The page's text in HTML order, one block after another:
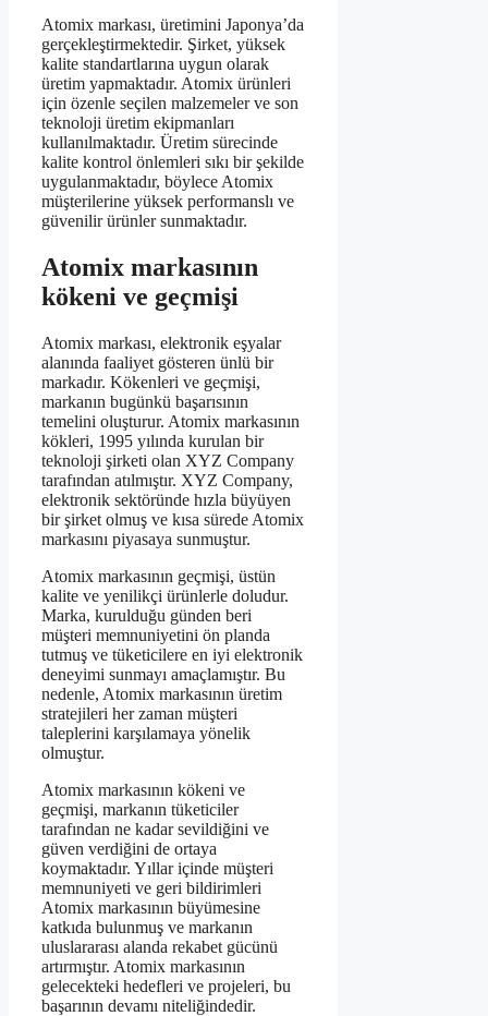
Atomix markası, üretimini Japonya’da
gerçekleştirmektedir. Şirket, yüksek
kalite standartlarına uygun olarak
üretim yapmaktadır. Atomix ürünleri
için özenle seçilen malzemeler ve son
teknoloji üretim ekipmanları
kullanılmaktadır. Üretim sürecinde
kalite kontrol önlemleri sıkı bir şekilde
uygulanmaktadır, böylece Atomix
müşterilerine yüksek performanslı ve
güvenilir ürünler sunmaktadır.
Atomix markasının
kökeni ve geçmişi
Atomix markası, elektronik eşyalar
alanında faaliyet gösteren ünlü bir
markadır. Kökenleri ve geçmişi,
markanın bugünkü başarısının
temelini oluşturur. Atomix markasının
kökleri, 1995 yılında kurulan bir
teknoloji şirketi olan XYZ Company
tarafından atılmıştır. XYZ Company,
elektronik sektöründe hızla büyüyen
bir şirket olmuş ve kısa sürede Atomix
markasını piyasaya sunmuştur.
Atomix markasının geçmişi, üstün
kalite ve yenilikçi ürünlerle doludur.
Marka, kurulduğu günden beri
müşteri memnuniyetini ön planda
tutmuş ve tüketicilere en iyi elektronik
deneyimi sunmayı amaçlamıştır. Bu
nedenle, Atomix markasının üretim
stratejileri her zaman müşteri
taleplerini karşılamaya yönelik
olmuştur.
Atomix markasının kökeni ve
geçmişi, markanın tüketiciler
tarafından ne kadar sevildiğini ve
güven verdiğini de ortaya
koymaktadır. Yıllar içinde müşteri
memnuniyeti ve geri bildirimleri
Atomix markasının büyümesine
katkıda bulunmuş ve markanın
uluslararası alanda rekabet gücünü
artırmıştır. Atomix markasının
gelecekteki hedefleri ve projeleri, bu
başarının devamı niteliğindedir.